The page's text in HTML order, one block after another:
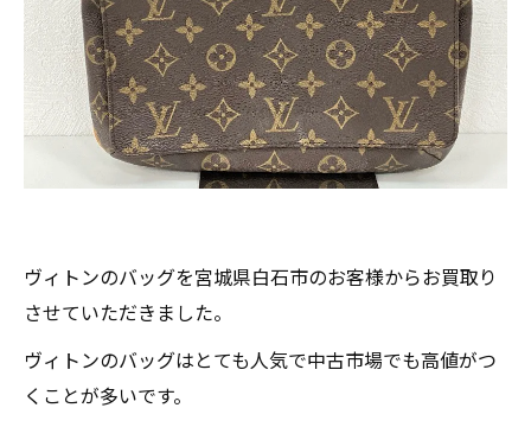
ヴィトンのバッグを宮城県白石市のお客様からお買取り
させていただきました。
ヴィトンのバッグはとても人気で中古市場でも高値がつ
くことが多いです。